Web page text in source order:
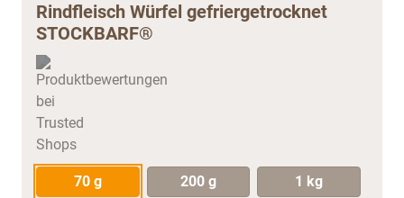
Rindfleisch Würfel gefriergetrocknet
STOCKBARF®
70 g 200 g 1 kg